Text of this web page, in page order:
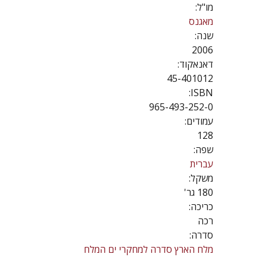
מו"ל:
מאגנס
שנה:
2006
דאנאקוד:
45-401012
ISBN:
965-493-252-0
עמודים:
128
שפה:
עברית
משקל:
180 גר'
כריכה:
רכה
סדרה:
מלח הארץ סדרה למחקרי ים המלח